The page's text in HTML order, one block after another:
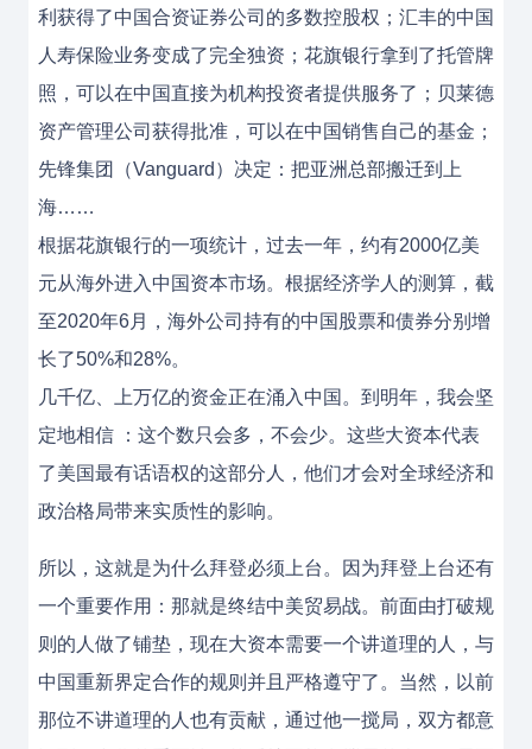
利获得了中国合资证券公司的多数控股权；汇丰的中国
人寿保险业务变成了完全独资；花旗银行拿到了托管牌
照，可以在中国直接为机构投资者提供服务了；贝莱德
资产管理公司获得批准，可以在中国销售自己的基金；
先锋集团（Vanguard）决定：把亚洲总部搬迁到上
海……
根据花旗银行的一项统计，过去一年，约有2000亿美
元从海外进入中国资本市场。根据经济学人的测算，截
至2020年6月，海外公司持有的中国股票和债券分别增
长了50%和28%。
几千亿、上万亿的资金正在涌入中国。到明年，我会坚
定地相信 ：这个数只会多，不会少。这些大资本代表
了美国最有话语权的这部分人，他们才会对全球经济和
政治格局带来实质性的影响。
所以，这就是为什么拜登必须上台。因为拜登上台还有
一个重要作用：那就是终结中美贸易战。前面由打破规
则的人做了铺垫，现在大资本需要一个讲道理的人，与
中国重新界定合作的规则并且严格遵守了。当然，以前
那位不讲道理的人也有贡献，通过他一搅局，双方都意